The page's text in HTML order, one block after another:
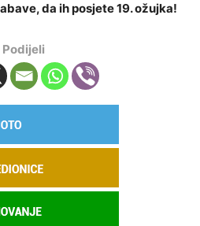
da ih posjete 19. ožujka!
Podijeli